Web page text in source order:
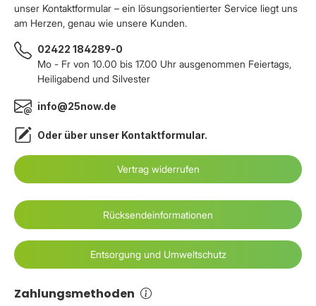
unser Kontaktformular – ein lösungsorientierter Service liegt uns
am Herzen, genau wie unsere Kunden.
02422 184289-0
Mo - Fr von 10.00 bis 17.00 Uhr ausgenommen Feiertags,
Heiligabend und Silvester
info@25now.de
Oder über unser Kontaktformular.
Vertrag widerrufen
Zahlungsmethoden
Rücksendeinformationen
Entsorgung und Umweltschutz